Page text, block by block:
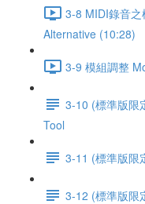
3-8 MIDI錄音
Alternative (10:28)
3-9 模組調整
3-10 (標準版限
Tool
3-11 (標準版限
3-12 (標準版限